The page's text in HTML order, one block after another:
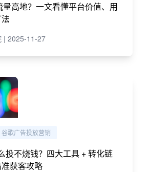
高地？一文看懂平台价值、用
| 2025-11-27
谷歌广告投放营销
投不烧钱？四大工具 + 转化链
获客攻略